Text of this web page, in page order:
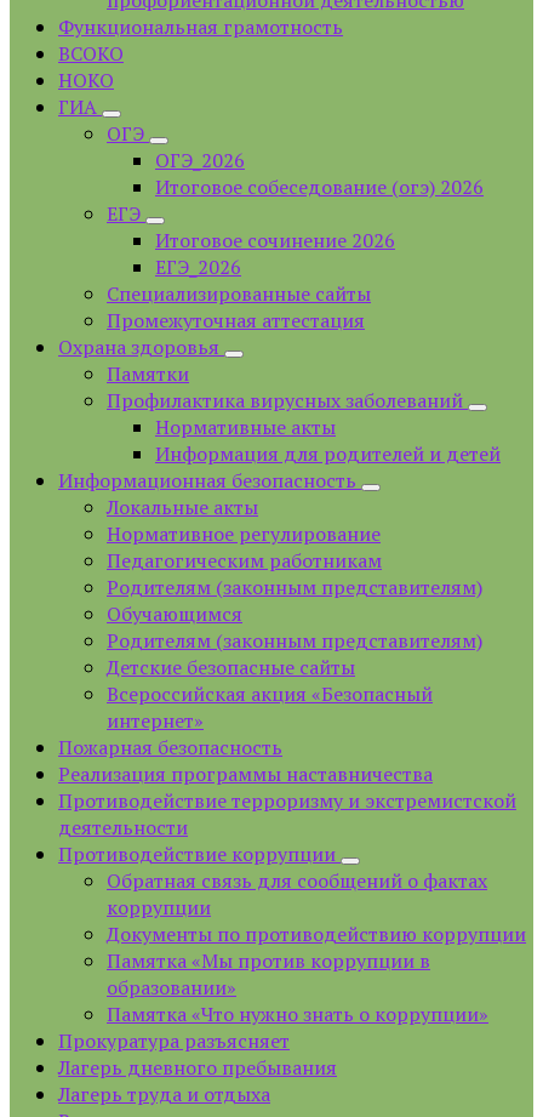
Функциональная грамотность
ВСОКО
НОКО
ГИА
ОГЭ
ОГЭ_2026
Итоговое собеседование (огэ) 2026
ЕГЭ
Итоговое сочинение 2026
ЕГЭ_2026
Специализированные сайты
Промежуточная аттестация
Охрана здоровья
Памятки
Профилактика вирусных заболеваний
Нормативные акты
Информация для родителей и детей
Информационная безопасность
Локальные акты
Нормативное регулирование
Педагогическим работникам
Родителям (законным представителям)
Обучающимся
Родителям (законным представителям)
Детские безопасные сайты
Всероссийская акция «Безопасный
интернет»
Пожарная безопасность
Реализация программы наставничества
Противодействие терроризму и экстремистской
деятельности
Противодействие коррупции
Обратная связь для сообщений о фактах
коррупции
Документы по противодействию коррупции
Памятка «Мы против коррупции в
образовании»
Памятка «Что нужно знать о коррупции»
Прокуратура разъясняет
Лагерь дневного пребывания
Лагерь труда и отдыха